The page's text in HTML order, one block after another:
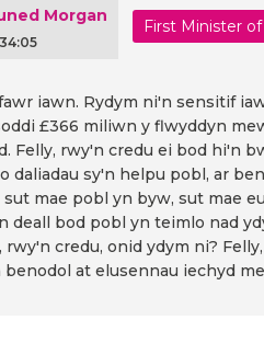
Morgan
First Minister
iawn. Rydym ni'n sensitif
£366 miliwn y flwyddyn
Felly, rwy'n credu ei bod hi'n
daliadau sy'n helpu pobl, ar
mae pobl yn byw, sut mae
deall bod pobl yn teimlo nad
rwy'n credu, onid ydym ni?
benodol at elusennau iechyd